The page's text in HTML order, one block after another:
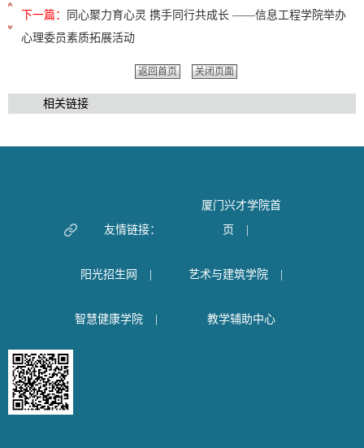
下一篇：
同心聚力育心灵 携手同行共成长 ——信息工程学院举办
心理委员素质拓展活动
返回首页 关闭页面
相关链接
友情链接：
厦门兴才学院首
页
阳光招生网 艺术与建筑学院
智慧健康学院 教学辅助中心